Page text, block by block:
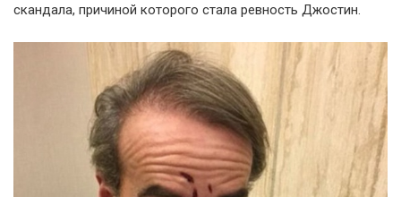
скандала, причиной которого стала ревность Джостин.